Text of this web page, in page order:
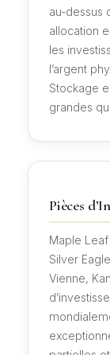
au-dessus
allocation
les
l’argent
Stockage
grandes
Pièces
Maple
Silver
Vienne,